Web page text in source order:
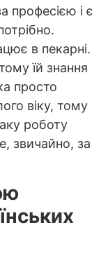
професією і є
в пекарні.
їй знання
просто
віку, тому
роботу
звичайно, за